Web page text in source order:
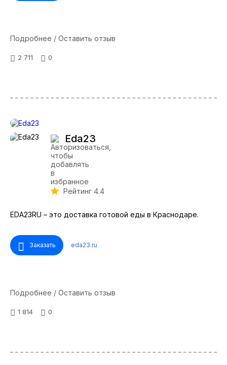
Подробнее / Оставить отзыв
2 711 0
Eda23
Рейтинг 4.4
EDA23RU – это доставка готовой еды в Краснодаре.
Заказать eda23.ru
Подробнее / Оставить отзыв
1 814 0